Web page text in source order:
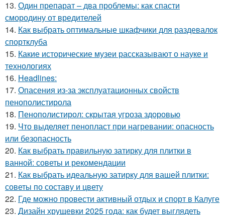
13. Один препарат – два проблемы: как спасти
смородину от вредителей
14. Как выбрать оптимальные шкафчики для раздевалок
спортклуба
15. Какие исторические музеи рассказывают о науке и
технологиях
16. Headlines:
17. Опасения из-за эксплуатационных свойств
пенополистирола
18. Пенополистирол: скрытая угроза здоровью
19. Что выделяет пенопласт при нагревании: опасность
или безопасность
20. Как выбрать правильную затирку для плитки в
ванной: советы и рекомендации
21. Как выбрать идеальную затирку для вашей плитки:
советы по составу и цвету
22. Где можно провести активный отдых и спорт в Калуге
23. Дизайн хрущевки 2025 года: как будет выглядеть